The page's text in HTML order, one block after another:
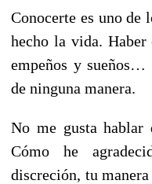
Conocerte es uno de
hecho la vida.
empeños y sueños…
de ninguna manera.
No me gusta
Cómo he
discreción, tu